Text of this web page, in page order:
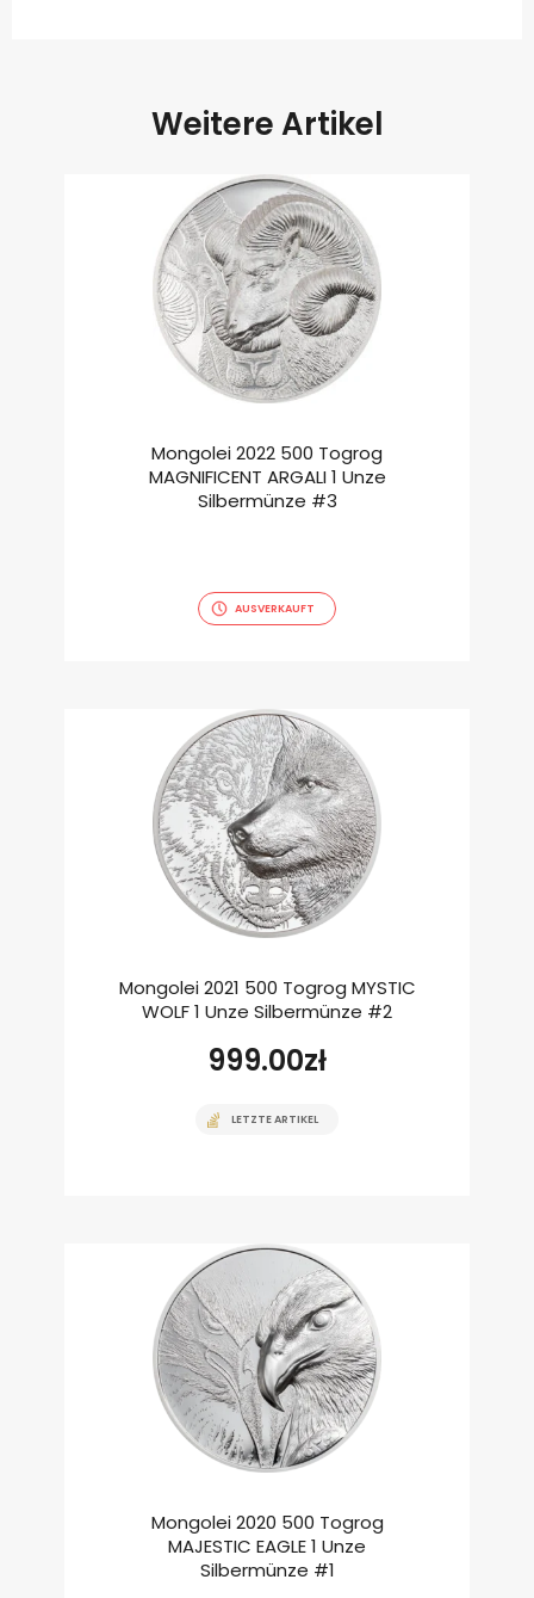
Weitere Artikel
Mongolei 2022 500 Togrog
MAGNIFICENT ARGALI 1 Unze
Silbermünze #3
AUSVERKAUFT
Mongolei 2021 500 Togrog MYSTIC
WOLF 1 Unze Silbermünze #2
999.00zł
LETZTE ARTIKEL
Mongolei 2020 500 Togrog
MAJESTIC EAGLE 1 Unze
Silbermünze #1